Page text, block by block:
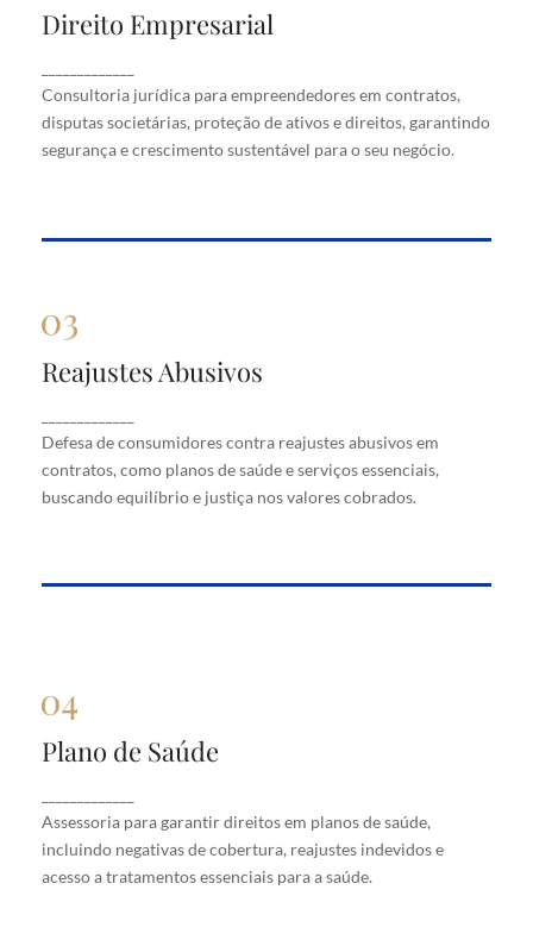
Direito Empresarial
Consultoria jurídica para empreendedores em contratos,
disputas societárias, proteção de ativos e direitos, garantindo
segurança e crescimento sustentável para o seu negócio.
Direito Empresarial
contratos, disputas societárias, proteção de ativos
e direitos, garantindo segurança e crescimento
sustentável para o seu negócio.
Reajustes Abusivos
Defesa de consumidores contra reajustes abusivos em
contratos, como planos de saúde e serviços essenciais,
buscando equilíbrio e justiça nos valores cobrados.
Reajustes Abusivos
em contratos, como planos de saúde e serviços
essenciais, buscando equilíbrio e justiça nos valores
cobrados.
Plano de Saúde
Assessoria para garantir direitos em planos de saúde,
incluindo negativas de cobertura, reajustes indevidos e
acesso a tratamentos essenciais para a saúde.
Plano de Saúde
saúde, incluindo negativas de cobertura, reajustes
indevidos e acesso a tratamentos essenciais para a
saúde.